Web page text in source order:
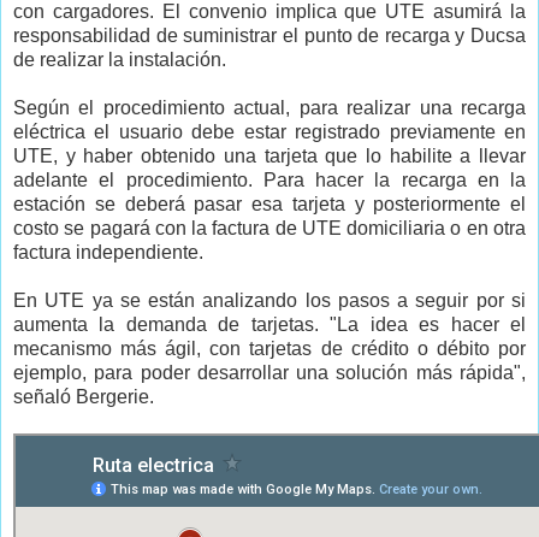
con cargadores. El convenio implica que UTE asumirá la
responsabilidad de suministrar el punto de recarga y Ducsa
de realizar la instalación.
Según el procedimiento actual, para realizar una recarga
eléctrica el usuario debe estar registrado previamente en
UTE, y haber obtenido una tarjeta que lo habilite a llevar
adelante el procedimiento. Para hacer la recarga en la
estación se deberá pasar esa tarjeta y posteriormente el
costo se pagará con la factura de UTE domiciliaria o en otra
factura independiente.
En UTE ya se están analizando los pasos a seguir por si
aumenta la demanda de tarjetas. "La idea es hacer el
mecanismo más ágil, con tarjetas de crédito o débito por
ejemplo, para poder desarrollar una solución más rápida",
señaló Bergerie.